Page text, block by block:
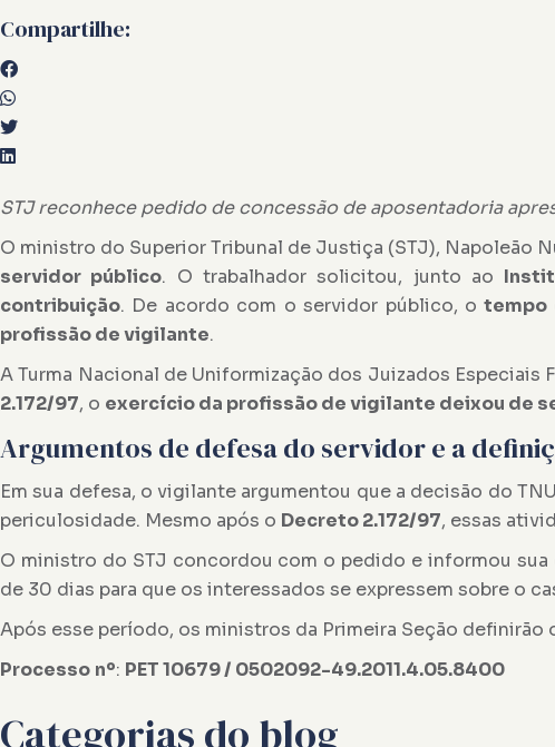
Compartilhe:
STJ reconhece pedido de concessão de aposentadoria
O ministro do Superior Tribunal de Justiça (STJ), Napoleão
servidor público. O trabalhador solicitou, junto ao
contribuição. De acordo com o servidor público, otempo
profissão de vigilante.
A Turma Nacional de Uniformização dos Juizados
2.172/97, o exercício da profissão de vigilante deixou de
Argumentos de defesa do servidor e a
Em sua defesa, o vigilante argumentou que a decisão do
periculosidade. Mesmo após o Decreto 2.172/97, essas
O ministro do STJ concordou com o pedido e informou sua
de 30 dias para que os interessados se expressem sobre o
Após esse período, os ministros da Primeira Seção
Processo nº: PET 10679/ 0502092-49.2011.4.05.8400
Categorias do blog